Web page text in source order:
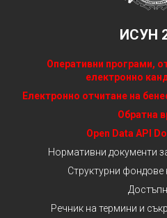
ИСУН
Оперативни програми,
електронно
Електронно отчитане на
Обратна
Open Data API
Нормативни документи
Структурни фондове
Речник на термини и